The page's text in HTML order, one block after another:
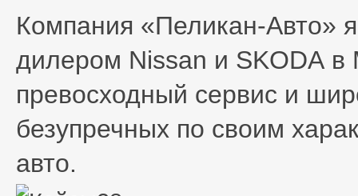
Компания «Пеликан-Авто»
дилером Nissan и SKODA в
превосходный сервис и
безупречных по своим
авто.